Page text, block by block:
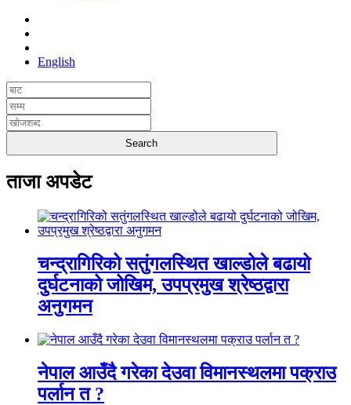
English
ताजा अपडेट
चन्द्रागिरिको सतुंगलस्थित खाल्डोले बढायो
दुर्घटनाको जोखिम, उपप्रमुख श्रेष्ठद्वारा
अनुगमन
नेपाल आउँदै गरेका देउवा विमानस्थलमा पक्राउ
पर्लान त ?